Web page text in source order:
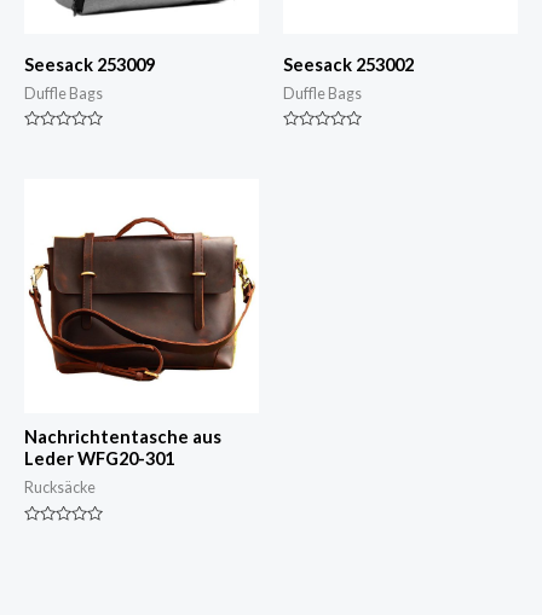
Seesack 253009
Duffle Bags
Seesack 253002
Duffle Bags
Nachrichtentasche aus
Leder WFG20-301
Rucksäcke